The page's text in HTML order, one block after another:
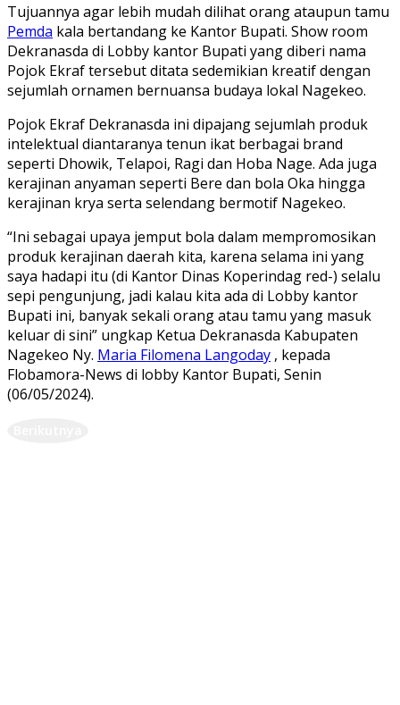
Tujuannya agar lebih mudah dilihat orang ataupun tamu
Pemda kala bertandang ke Kantor Bupati. Show room
Dekranasda di Lobby kantor Bupati yang diberi nama
Pojok Ekraf tersebut ditata sedemikian kreatif dengan
sejumlah ornamen bernuansa budaya lokal Nagekeo.
Pojok Ekraf Dekranasda ini dipajang sejumlah produk
intelektual diantaranya tenun ikat berbagai brand
seperti Dhowik, Telapoi, Ragi dan Hoba Nage. Ada juga
kerajinan anyaman seperti Bere dan bola Oka hingga
kerajinan krya serta selendang bermotif Nagekeo.
“Ini sebagai upaya jemput bola dalam mempromosikan
produk kerajinan daerah kita, karena selama ini yang
saya hadapi itu (di Kantor Dinas Koperindag red-) selalu
sepi pengunjung, jadi kalau kita ada di Lobby kantor
Bupati ini, banyak sekali orang atau tamu yang masuk
keluar di sini” ungkap Ketua Dekranasda Kabupaten
Nagekeo Ny. Maria Filomena Langoday , kepada
Flobamora-News di lobby Kantor Bupati, Senin
(06/05/2024).